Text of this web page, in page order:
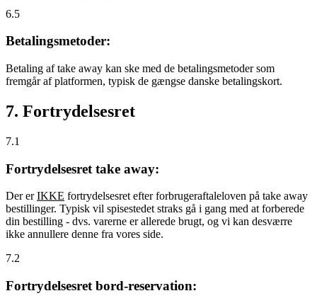
6.5
Betalingsmetoder:
Betaling af take away kan ske med de betalingsmetoder som
fremgår af platformen, typisk de gængse danske betalingskort.
7. Fortrydelsesret
7.1
Fortrydelsesret take away:
Der erIKKE fortrydelsesret efter forbrugeraftaleloven på take away
bestillinger. Typisk vil spisestedet straks gå i gang med at forberede
din bestilling - dvs. varerne er allerede brugt, og vi kan desværre
ikke annullere denne fra vores side.
7.2
Fortrydelsesret bord-reservation: